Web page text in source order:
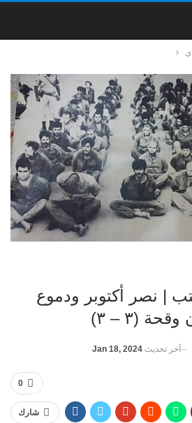
| نصر أكتوبر ودموع
(٣ – ٣)
آخر تحديث Jan 18, 2024
0
شارك